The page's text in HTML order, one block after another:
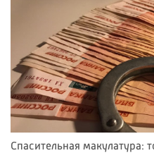
Спасительная макулатура: